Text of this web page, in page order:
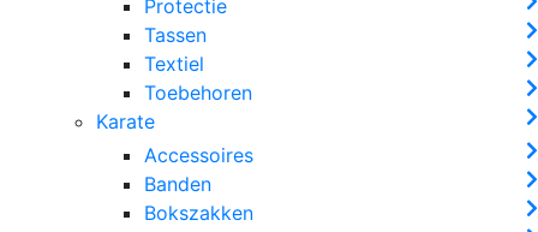
Protectie
Tassen
Textiel
Toebehoren
Karate
Accessoires
Banden
Bokszakken